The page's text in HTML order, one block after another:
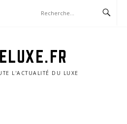
L'ACTUALITÉ DU LUXE